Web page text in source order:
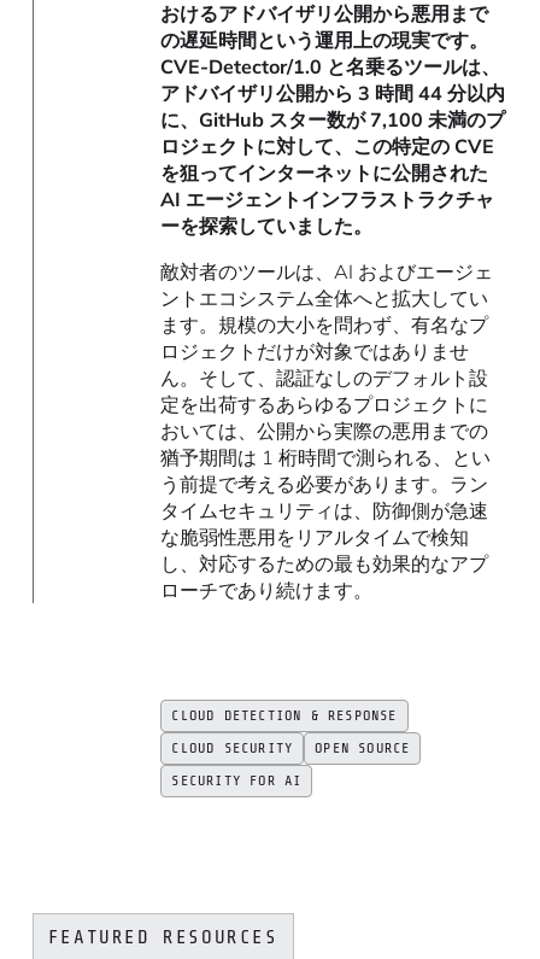
おけるアドバイザリ公開から悪用まで
の遅延時間という運用上の現実です。
CVE-Detector/1.0 と名乗るツールは、
アドバイザリ公開から 3 時間 44 分以内
に、GitHub スター数が 7,100 未満のプ
ロジェクトに対して、この特定の CVE
を狙ってインターネットに公開された
AI エージェントインフラストラクチャ
ーを探索していました。
敵対者のツールは、AI およびエージェ
ントエコシステム全体へと拡大してい
ます。規模の大小を問わず、有名なプ
ロジェクトだけが対象ではありませ
ん。そして、認証なしのデフォルト設
定を出荷するあらゆるプロジェクトに
おいては、公開から実際の悪用までの
猶予期間は 1 桁時間で測られる、とい
う前提で考える必要があります。ラン
タイムセキュリティは、防御側が急速
な脆弱性悪用をリアルタイムで検知
し、対応するための最も効果的なアプ
ローチであり続けます。
CLOUD DETECTION & RESPONSE
CLOUD SECURITY
OPEN SOURCE
SECURITY FOR AI
FEATURED RESOURCES